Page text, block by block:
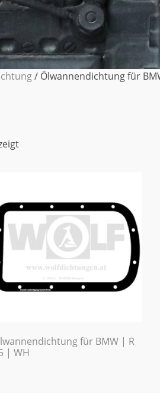
/ Ölwannendichtung für
für BMW | R
| WH